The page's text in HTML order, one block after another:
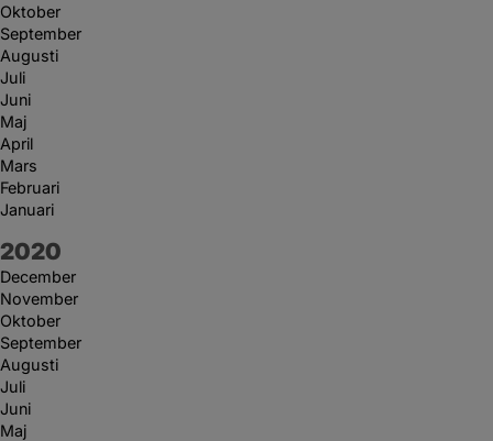
Oktober
September
Augusti
Juli
Juni
Maj
April
Mars
Februari
Januari
År:
2020
December
November
Oktober
September
Augusti
Juli
Juni
Maj